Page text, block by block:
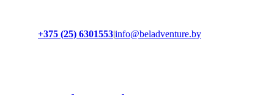
+375 (25) 6301553|info@beladventure.by